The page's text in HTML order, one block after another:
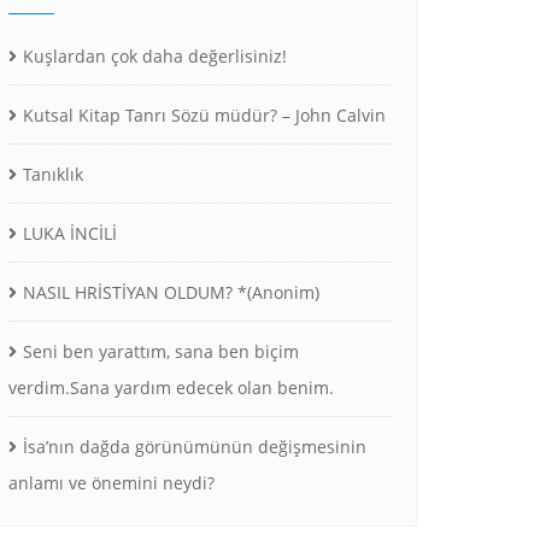
Kuşlardan çok daha değerlisiniz!
Kutsal Kitap Tanrı Sözü müdür? – John Calvin
Tanıklık
LUKA İNCİLİ
NASIL HRİSTİYAN OLDUM? *(Anonim)
Seni ben yarattım, sana ben biçim
verdim.Sana yardım edecek olan benim.
İsa’nın dağda görünümünün değişmesinin
anlamı ve önemini neydi?